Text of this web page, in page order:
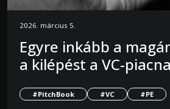
2026. március 5.
Egyre inkább a
a kilépést a VC-
#PitchBook #VC #PE